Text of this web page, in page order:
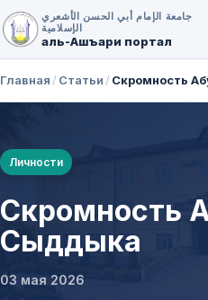
جامعة الإمام أبي الحسن الأشعري
الإسلامية
аль-Ашъари портал
Главная / Статьи / Скромность
Личности
Скромность
Сыддыка
03 мая 2026